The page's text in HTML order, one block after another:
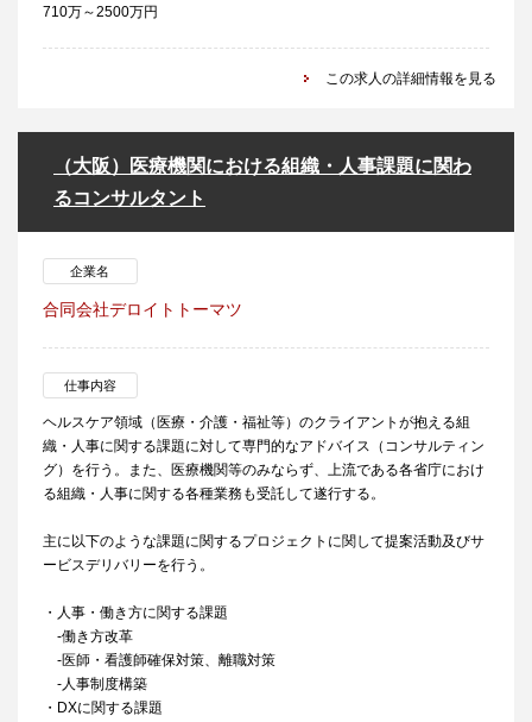
710万～2500万円
この求人の詳細情報を見る
（大阪）医療機関における組織・人事課題に関わ
るコンサルタント
企業名
合同会社デロイトトーマツ
仕事内容
ヘルスケア領域（医療・介護・福祉等）のクライアントが抱える組
織・人事に関する課題に対して専門的なアドバイス（コンサルティン
グ）を行う。また、医療機関等のみならず、上流である各省庁におけ
る組織・人事に関する各種業務も受託して遂行する。
主に以下のような課題に関するプロジェクトに関して提案活動及びサ
ービスデリバリーを行う。
・人事・働き方に関する課題
-働き方改革
-医師・看護師確保対策、離職対策
-人事制度構築
・DXに関する課題